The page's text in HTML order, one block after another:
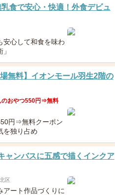
食で安心・快適！外食デビュ
安心して和食を味わ
場無料】イオンモール羽生2階の
のおやつ550円⇒無料
円⇒無料クーポン
を独り占め
ャンバスに五感で描くインクア
区
アート作品づくりに